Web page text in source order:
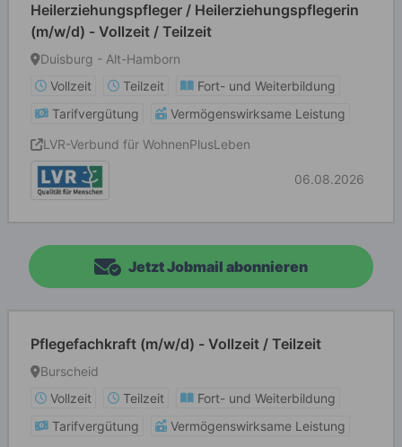
Heilerziehungspfleger / Heilerziehungspflegerin
(m/w/d) - Vollzeit / Teilzeit
Duisburg - Alt-Hamborn
Vollzeit
Teilzeit
Fort- und Weiterbildung
Tarifvergütung
Vermögenswirksame Leistung
LVR-Verbund für WohnenPlusLeben
06.08.2026
Jetzt Jobmail abonnieren
Pflegefachkraft (m/w/d) - Vollzeit / Teilzeit
Burscheid
Vollzeit
Teilzeit
Fort- und Weiterbildung
Tarifvergütung
Vermögenswirksame Leistung